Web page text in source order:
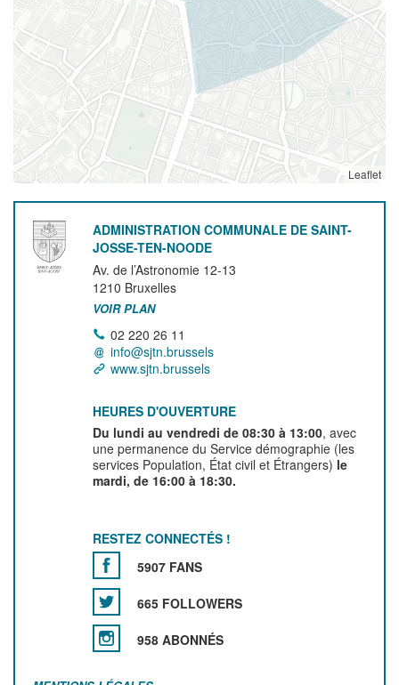
Leaflet
ADMINISTRATION COMMUNALE DE SAINT-
JOSSE-TEN-NOODE
Av. de l’Astronomie 12-13
1210 Bruxelles
VOIR PLAN
02 220 26 11
info@sjtn.brussels
www.sjtn.brussels
HEURES D'OUVERTURE
Du lundi au vendredi de 08:30 à 13:00, avec
une permanence du Service démographie (les
services Population, État civil et Étrangers) le
mardi, de 16:00 à 18:30.
RESTEZ CONNECTÉS !
5907 FANS
665 FOLLOWERS
958 ABONNÉS